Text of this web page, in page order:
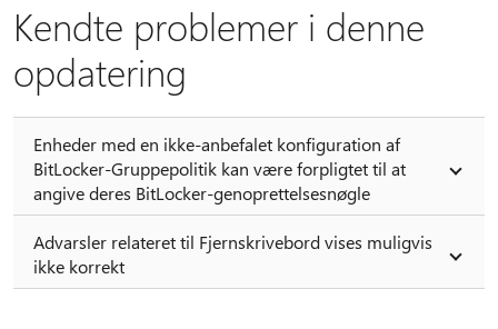
Kendte problemer i denne
opdatering
Enheder med en ikke-anbefalet konfiguration af
BitLocker-Gruppepolitik kan være forpligtet til at
angive deres BitLocker-genoprettelsesnøgle
Advarsler relateret til Fjernskrivebord vises muligvis
ikke korrekt